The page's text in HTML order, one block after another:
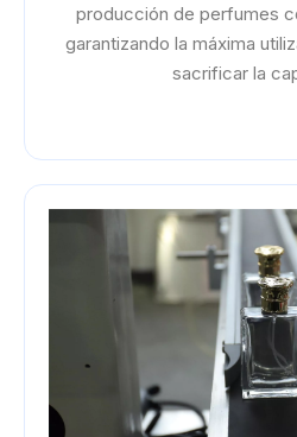
producción de perfumes
garantizando la máxima
sacrificar la